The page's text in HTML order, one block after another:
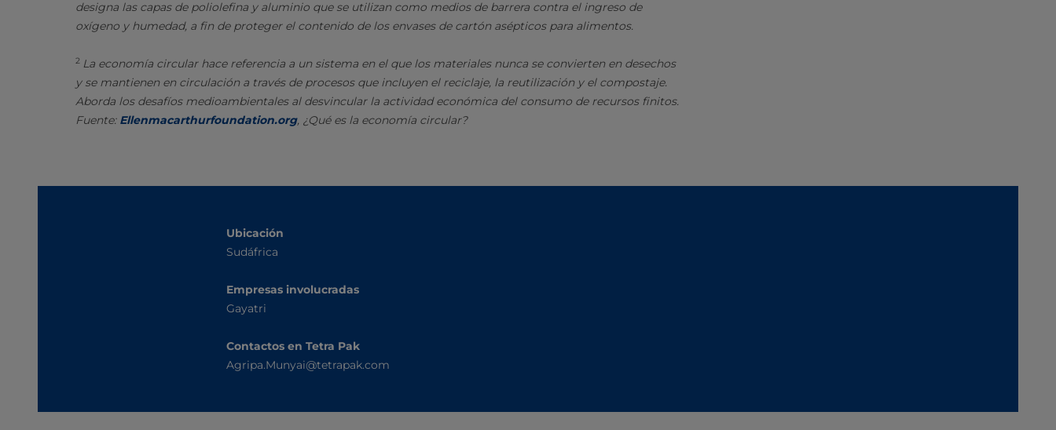
designa las capas de poliolefina y aluminio que se utilizan como medios de barrera contra el ingreso de
oxígeno y humedad, a fin de proteger el contenido de los envases de cartón asépticos para alimentos.
2 La economía circular hace referencia a un sistema en el que los materiales nunca se convierten en desechos
y se mantienen en circulación a través de procesos que incluyen el reciclaje, la reutilización y el compostaje.
Aborda los desafíos medioambientales al desvincular la actividad económica del consumo de recursos finitos.
Fuente: Ellenmacarthurfoundation.org, ¿Qué es la economía circular?
Ubicación
Sudáfrica
Empresas involucradas
Gayatri
Contactos en Tetra Pak
Agripa.Munyai@tetrapak.com